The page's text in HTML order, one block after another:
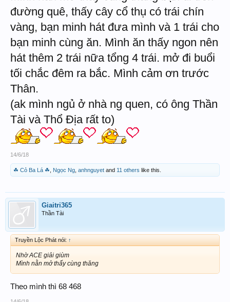
đường quê, thấy cây cổ thụ có trái chín
vàng, bạn minh hát đưa mình và 1 trái cho
bạn minh cùng ăn. Mình ăn thấy ngon nên
hát thêm 2 trái nữa tổng 4 trái. mở đi buổi
tối chắc đêm ra bắc. Mình cảm ơn trước
Thân.
(ak mình ngủ ở nhà ng quen, có ông Thần
Tài và Thổ Địa rất to)
14/6/18
☘ Cỏ Ba Lá ☘ Ngọc Ng anhnguyet and 11 others like this.
Giaitri365
Thần Tài
Truyền Lộc Phát nói: ↑
Nhờ ACE giải giùm
Mình nằn mở thấy cùng thăng
Theo mình thì 68 468